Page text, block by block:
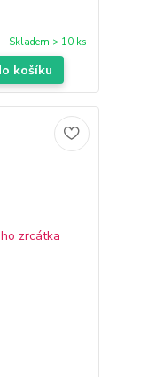
Skladem > 10 ks
košíku